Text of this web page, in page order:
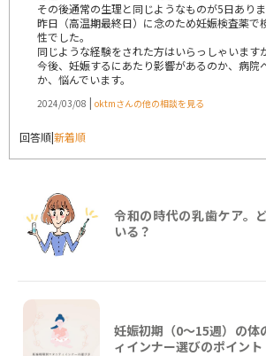
その後通常の生理と同じようなものが5日ありま
昨日（高温期最終日）に念のため妊娠検査薬で
性でした。
同じような経験をされた方はいらっしゃいます
今後、妊娠するにあたり影響があるのか、病院
か、悩んでいます。
2024/03/08 | oktmさんの他の相談を見る
回答順|新着順
令和の時代の乳歯ケア。
いる？
妊娠初期（0〜15週）の体
ィインナー選びのポイント